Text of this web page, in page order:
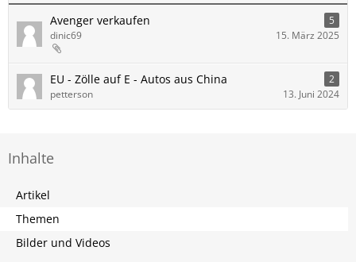
Avenger verkaufen
5
dinic69
15. März 2025
EU - Zölle auf E - Autos aus China
2
petterson
13. Juni 2024
Inhalte
Artikel
Themen
Bilder und Videos